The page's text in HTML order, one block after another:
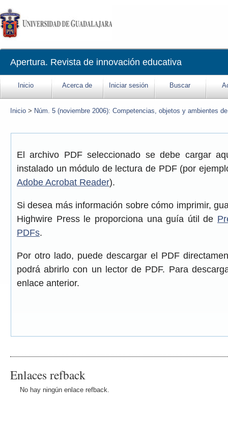
Inicio Acerca de Iniciar sesión Buscar
Inicio > Núm. 5 (noviembre 2006): Competencias, objetos y ambientes
El archivo PDF seleccionado se debe cargar
instalado un módulo de lectura de PDF (por
Adobe Acrobat Reader).
Si desea más información sobre cómo imprimir,
Highwire Press le proporciona una guía útil de
PDFs.
Por otro lado, puede descargar el PDF
podrá abrirlo con un lector de PDF. Para
enlace anterior.
Enlaces refback
No hay ningún enlace refback.